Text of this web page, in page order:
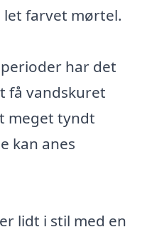
let farvet mørtel.
perioder har det
vandskuret
meget tyndt
kan anes
lidt i stil med en